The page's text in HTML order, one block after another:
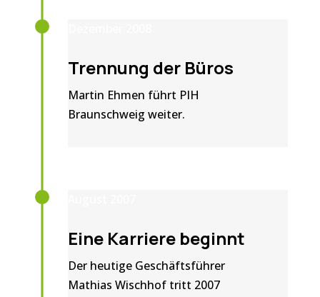
Trennung der Büros
Martin Ehmen führt PIH
Braunschweig weiter.
Eine Karriere beginnt
Der heutige Geschäftsführer
Mathias Wischhof tritt 2007